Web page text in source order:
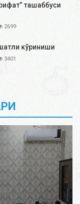
ташаббуси
2699
кўриниши
3401